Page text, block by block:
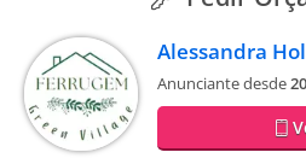
Alessandra
Anunciante desde